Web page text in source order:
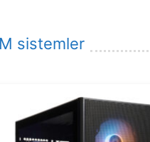
sistemler